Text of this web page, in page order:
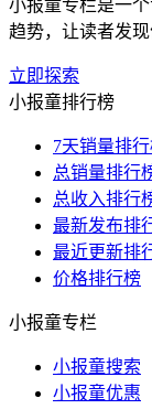
小报童专栏是一
趋势，让读者发现
立即探索
小报童排行榜
7天销量排
总销量排行
总收入排行
最新发布排
最近更新排
价格排行榜
小报童专栏
小报童搜索
小报童优惠